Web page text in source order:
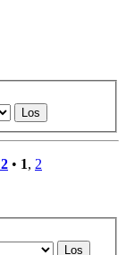
2 • 1, 2